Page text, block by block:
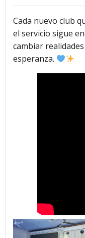
Cada nuevo club
el servicio sigue
cambiar
esperanza.